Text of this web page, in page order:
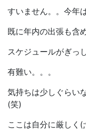
すいません。。今年
既に年内の出張も含
スケジュールがぎっ
有難い。。。
気持ちは少しぐらい
(笑)
ここは自分に厳しく